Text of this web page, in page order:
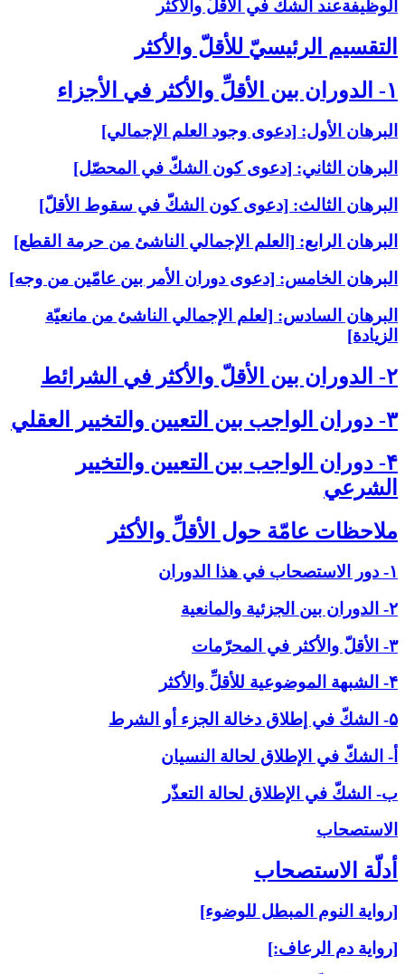
الوظيفةعند الشكّ في الأقلّ والأكثر
التقسيم الرئيسيّ للأقلّ والأكثر
۱- الدوران بين الأقلِّ والأكثر في الأجزاء
البرهان الأول: [دعوى وجود العلم الإجمالي‏]
البرهان الثاني: [دعوى كون الشكّ في المحصّل‏]
البرهان الثالث: [دعوى كون الشكّ في سقوط الأقلّ‏]
البرهان الرابع: [العلم الإجمالي الناشئ من حرمة القطع‏]
البرهان الخامس: [دعوى دوران الأمر بين عامّين من وجه‏]
البرهان السادس: [لعلم الإجمالي الناشئ من مانعيّة
الزيادة]
۲- الدوران بين الأقلّ والأكثر في الشرائط
۳- دوران الواجب بين التعيين والتخيير العقلي‏
۴- دوران الواجب بين التعيين والتخيير
الشرعي‏
ملاحظات عامّة حول الأقلِّ والأكثر
۱- دور الاستصحاب في هذا الدوران
۲- الدوران بين الجزئية والمانعية
۳- الأقلّ والأكثر في المحرّمات
۴- الشبهة الموضوعية للأقلِّ والأكثر
۵- الشكّ في إطلاق دخالة الجزء أو الشرط
أ- الشكّ في الإطلاق لحالة النسيان
ب- الشكّ في الإطلاق لحالة التعذّر
الاستصحاب‏
أدلّة الاستصحاب‏
[رواية النوم المبطل للوضوء]
[رواية دم الرعاف:]